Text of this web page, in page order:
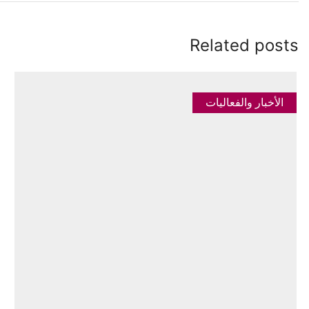
Related posts
الأخبار والفعاليات